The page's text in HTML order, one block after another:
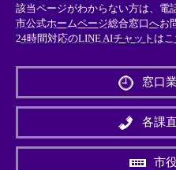
該当ページがわからない方は、電
市公式ホームページ総合窓口へお
24時間対応のLINE AIチャットは
外
リ
窓口
各課
市